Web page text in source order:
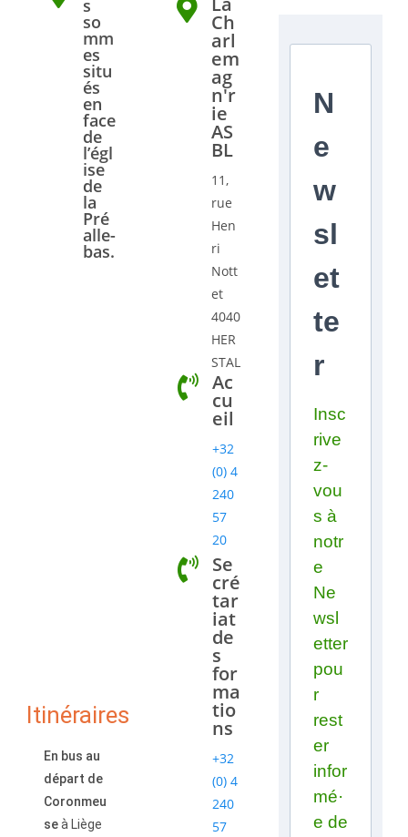
s
so
mm
es
situ
és
en
face
de
l’égl
ise
de
la
Pré
alle-
bas.
Itinéraires
En bus au
départ de
Coronmeu
seà Liège
Ch
arl
em
ag
n'r
ie
AS
BL
11,
rue
Hen
ri
Nott
et
4040
HER
STAL
Ac
cu
eil
+32
(0) 4
240
57
20
Se
cré
tar
iat
de
s
for
ma
tio
ns
+32
(0) 4
240
57
N
e
w
sl
et
te
r
Insc
rive
z-
vou
s à
notr
e
Ne
wsl
etter
pou
r
rest
er
infor
mé·
e de